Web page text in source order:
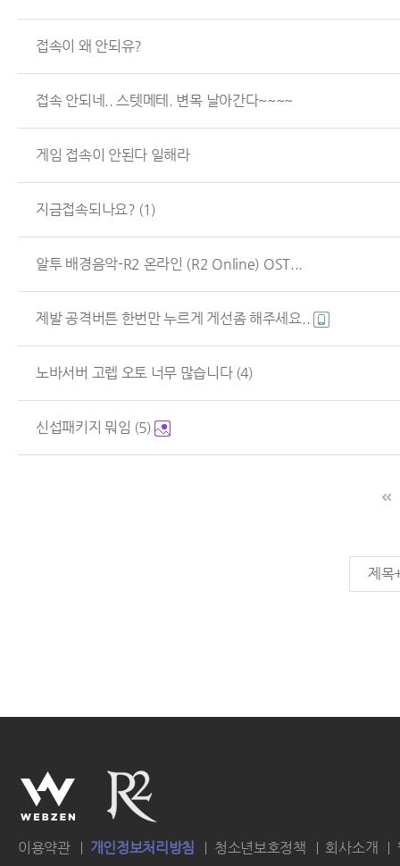
접속이 왜 안되유?
접속 안되네.. 스텟메테. 변목 날아간다~~~~
게임 접속이 안된다 일해라
지금접속되나요? (1)
알투 배경음악-R2 온라인 (R2 Online) OST...
제발 공격버튼 한번만 누르게 게선좀 해주세요..
노바서버 고렙 오토 너무 많습니다 (4)
신섭패키지 뭐임 (5)
제목
이용약관 개인정보처리방침 청소년보호정책 회사소개